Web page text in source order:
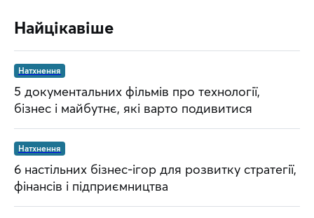
Найцікавіше
Натхнення
5 документальних фільмів про технології,
бізнес і майбутнє, які варто подивитися
Натхнення
6 настільних бізнес-ігор для розвитку стратегії,
фінансів і підприємництва